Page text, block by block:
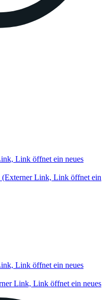
Link öffnet ein neues
(Externer Link, Link öffnet ein
Link öffnet ein neues
Link, Link öffnet ein neues